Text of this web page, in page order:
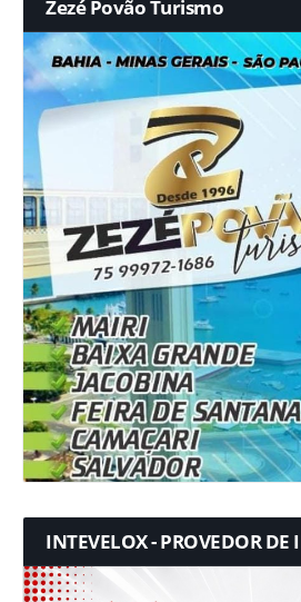
Zezé Povão Turismo
INTEVELOX - PROVEDOR DE